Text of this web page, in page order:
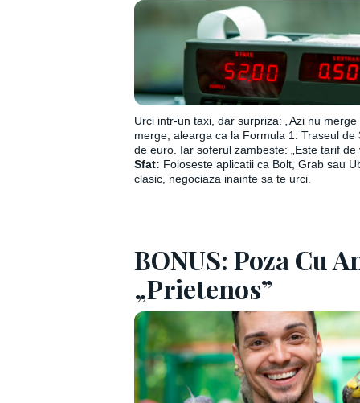
Urci intr-un taxi, dar surpriza: „Azi nu merge
merge, alearga ca la Formula 1. Traseul de
de euro. Iar soferul zambeste: „Este tarif de
Sfat: Foloseste aplicatii ca Bolt, Grab sau
clasic, negociaza inainte sa te urci.
BONUS: Poza Cu
„Prietenos”